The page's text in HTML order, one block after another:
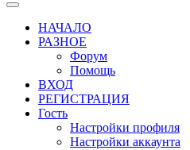
НАЧАЛО
РАЗНОЕ
Форум
Помощь
ВХОД
РЕГИСТРАЦИЯ
Гость
Настройки профиля
Настройки аккаунта